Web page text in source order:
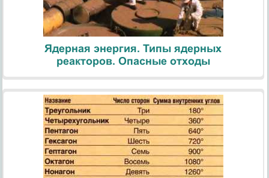
Ядерная энергия. Типы ядерных
реакторов. Опасные отходы